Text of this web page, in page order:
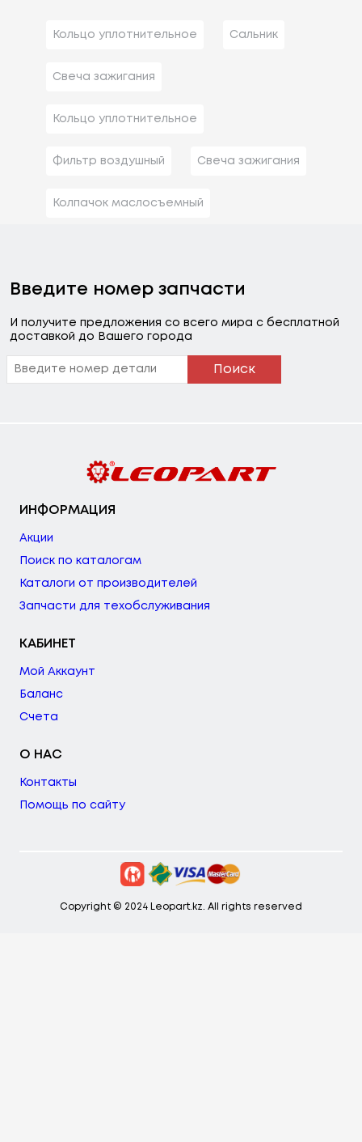
Кольцо уплотнительное Сальник
Свеча зажигания
Кольцо уплотнительное
Фильтр воздушный Свеча зажигания
Колпачок маслосъемный
Введите номер запчасти
И получите предложения со всего мира с бесплатной
доставкой до Вашего города
Поиск
ИНФОРМАЦИЯ
Акции
Поиск по каталогам
Каталоги от производителей
Запчасти для техобслуживания
КАБИНЕТ
Мой Аккаунт
Баланс
Счета
О НАС
Контакты
Помощь по сайту
Copyright © 2024 Leopart.kz. All rights reserved